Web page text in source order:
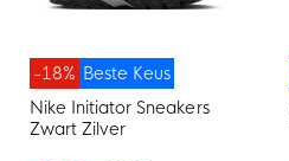
Beste Keus
-18%
Nike Initiator Sneakers
Zwart Zilver